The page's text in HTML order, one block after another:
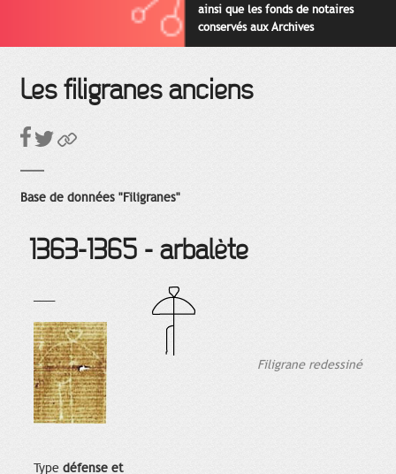
ainsi que les fonds de notaires
conservés aux Archives
départementales pour cette
Les filigranes anciens
Base de données "Filigranes"
1363-1365 - arbalète
Type défense et
Filigrane redessiné